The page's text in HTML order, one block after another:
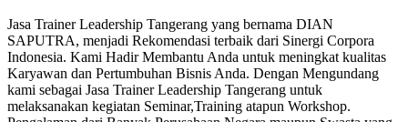
Jasa Trainer Leadership Tangerang yang bernama DIAN
SAPUTRA, menjadi Rekomendasi terbaik dari Sinergi Corpora
Indonesia. Kami Hadir Membantu Anda untuk meningkat kualitas
Karyawan dan Pertumbuhan Bisnis Anda. Dengan Mengundang
kami sebagai Jasa Trainer Leadership Tangerang untuk
melaksanakan kegiatan Seminar,Training atapun Workshop.